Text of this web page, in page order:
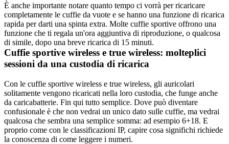
È anche importante notare quanto tempo ci vorrà per ricaricare
completamente le cuffie da vuote e se hanno una funzione di ricarica
rapida per darti una spinta extra. Molte cuffie sportive offrono una
funzione che ti regala un'ora aggiuntiva di riproduzione, o qualcosa
di simile, dopo una breve ricarica di 15 minuti.
Cuffie sportive wireless e true wireless: molteplici
sessioni da una custodia di ricarica
Con le cuffie sportive wireless e true wireless, gli auricolari
solitamente vengono ricaricati nella loro custodia, che funge anche
da caricabatterie. Fin qui tutto semplice. Dove può diventare
confusionale è che non vedrai un unico dato sulle cuffie, ma vedrai
qualcosa che sembra una semplice somma: ad esempio 6+18. E
proprio come con le classificazioni IP, capire cosa significhi richiede
la conoscenza di come leggere i numeri.